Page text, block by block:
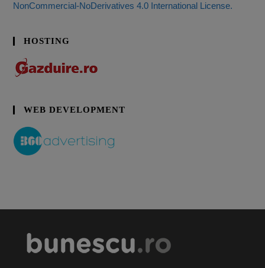
NonCommercial-NoDerivatives 4.0 International License.
HOSTING
WEB DEVELOPMENT